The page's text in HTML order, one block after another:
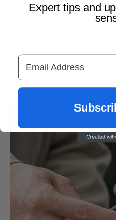
Configure your setup to
Expert tips and
Email Address